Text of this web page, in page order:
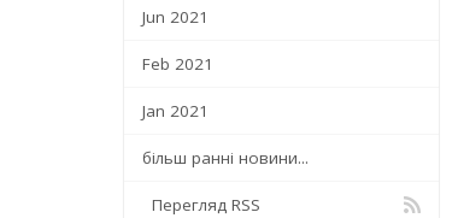
Jun 2021
Feb 2021
Jan 2021
більш ранні новини...
Перегляд RSS